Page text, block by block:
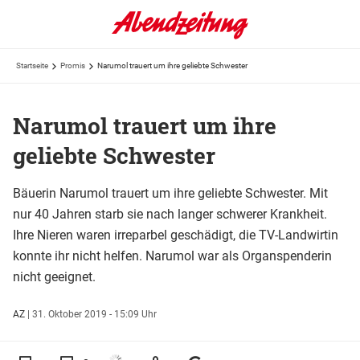
Startseite Promis Narumol trauert um ihre geliebte Schwester
Narumol trauert um ihre
geliebte Schwester
Bäuerin Narumol trauert um ihre geliebte Schwester. Mit
nur 40 Jahren starb sie nach langer schwerer Krankheit.
Ihre Nieren waren irreparbel geschädigt, die TV-Landwirtin
konnte ihr nicht helfen. Narumol war als Organspenderin
nicht geeignet.
AZ | 31. Oktober 2019 - 15:09 Uhr